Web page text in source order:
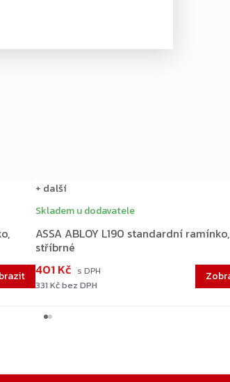
ASSA ABLOY L190 standardní ramínko,
stříbrné
Skladem u dodavatele
331 Kč bez DPH
401 Kč
+ další